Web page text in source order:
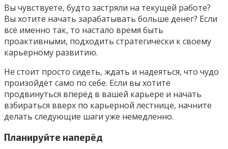
Вы чувствуете, будто застряли на текущей работе?
Вы хотите начать зарабатывать больше денег? Если
всё именно так, то настало время быть
проактивными, подходить стратегически к своему
карьерному развитию.
Не стоит просто сидеть, ждать и надеяться, что чудо
произойдёт само по себе. Если вы хотите
продвинуться вперёд в вашей карьере и начать
взбираться вверх по карьерной лестнице, начните
делать следующие шаги уже немедленно.
Планируйте наперёд